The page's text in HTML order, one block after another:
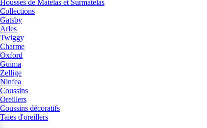
Housses de Matelas et Surmatelas
Collections
Gatsby
Arles
Twiggy
Charme
Oxford
Guima
Zellige
Ninfea
Coussins
Oreillers
Coussins décoratifs
Taies d'oreillers